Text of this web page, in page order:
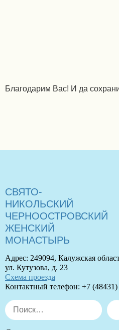
Благодарим Вас! И да
СВЯТО-
НИКОЛЬСКИЙ
ЧЕРНООСТРОВСКИЙ
ЖЕНСКИЙ
МОНАСТЫРЬ
Адрес: 249094, Калужская
ул. Кутузова, д. 23
Схема проезда
Контактный телефон: +7 (48431)
Искать:
Поиск